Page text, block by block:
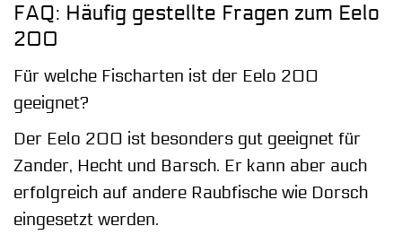
FAQ: Häufig gestellte Fragen zum Eelo
200
Für welche Fischarten ist der Eelo 200
geeignet?
Der Eelo 200 ist besonders gut geeignet für
Zander, Hecht und Barsch. Er kann aber auch
erfolgreich auf andere Raubfische wie Dorsch
eingesetzt werden.